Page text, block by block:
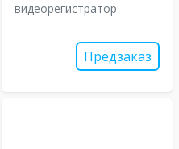
видеорегистратор
Предзаказ